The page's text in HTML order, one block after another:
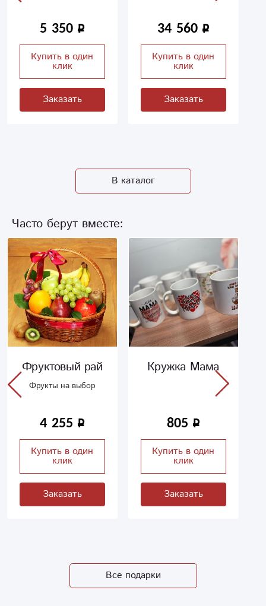
5 350
Купить в один
клик
Заказать
34 560
Купить в один
клик
Заказать
В каталог
Часто берут вместе:
Фруктовый рай
Фрукты на выбор
4 255
Купить в один
клик
Заказать
Кружка Мама
805
Купить в один
клик
Заказать
Все подарки